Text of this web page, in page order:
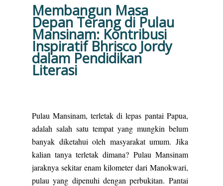
Membangun Masa
Depan Terang di Pulau
Mansinam: Kontribusi
Inspiratif Bhrisco Jordy
dalam Pendidikan
Literasi
Pulau Mansinam, terletak di lepas pantai Papua,
adalah salah satu tempat yang mungkin belum
banyak diketahui oleh masyarakat umum. Jika
kalian tanya terletak dimana? Pulau Mansinam
jaraknya sekitar enam kilometer dari Manokwari,
pulau yang dipenuhi dengan perbukitan. Pantai